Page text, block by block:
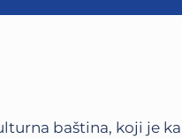
baština, koji je